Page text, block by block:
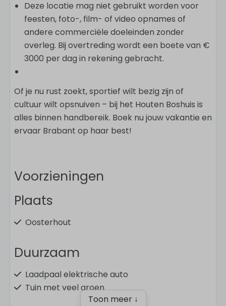
Deze locatie mag niet gebruikt worden voor
feesten, foto-, film- of video opnames of
andere commerciële doeleinden zonder
overleg. Bij overtreding wordt een boete van €
3000 per dag in rekening gebracht.
Of je nu rust zoekt, sportief wilt bezig zijn of
cultuur wilt opsnuiven – bij het Houten Boshuis is
alles binnen handbereik. Boek nu jouw vakantie en
ervaar Brabant op haar best!
Voorzieningen
Plaats
Oosterhout
Duurzaam
Laadpaal elektrische auto
Tuin met veel groen
Toon meer ↓